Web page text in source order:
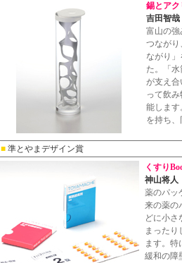
錫とアク
吉田智哉
富山の強
つながり
ながり
た。「
が支え合
って飲
能します
を持ち
■ 準とやまデザイン賞
くすり
神山将人
薬のパッ
来の薬の
どに小さ
まったり
ます。特
緩和の障